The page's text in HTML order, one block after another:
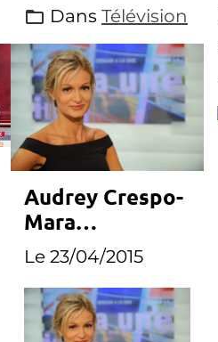
Dans Télévision
Audrey Crespo-
Mara
remplacera
Claire Chazal
aux journaux de
TF1 cet été
Le 23/04/2015